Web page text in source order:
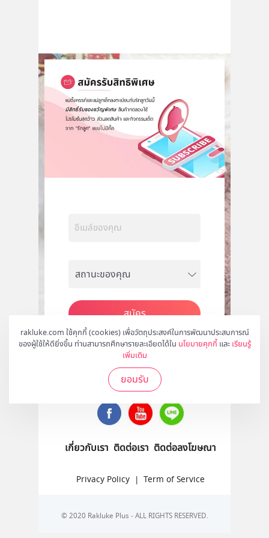
rakluke.com ใช้คุกกี้ (cookies) เพื่อวัตถุประสงค์ในการพัฒนาประสบการณ์
ของผู้ใช้ให้ดียิ่งขึ้น ท่านสามารถศึกษารายละเอียดได้ใน นโยบายคุกกี้ และ เรียนรู้
เพิ่มเติม
ยอมรับ
สมัคร
ติดตามเราได้ที่
เกี่ยวกับเรา ติดต่อเรา ติดต่อลงโฆษณา
Privacy Policy | Term of Service
© 2020 Rakluke Plus - ALL RIGHTS RESERVED.